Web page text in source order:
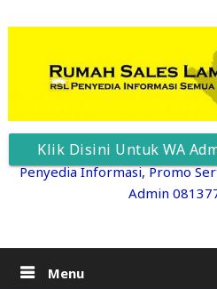
content
Penyedia Informasi, Promo
Admin
Menu
Klik Disini Untuk WA